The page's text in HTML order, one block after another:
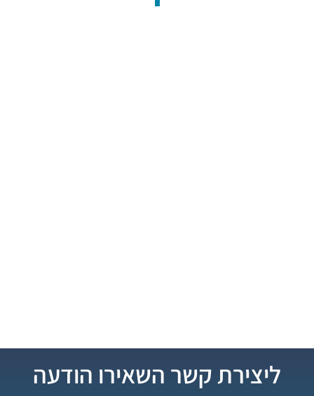
ליצירת קשר השאירו הודעה